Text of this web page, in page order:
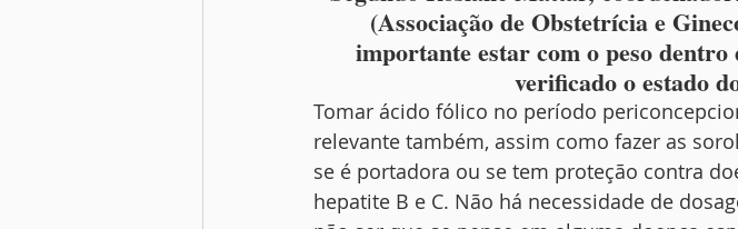
(Associação de Obstetrícia e
importante estar com o peso
verificado o estado
Tomar ácido fólico no período
relevante também, assim como fazer as
se é portadora ou se tem proteção contra
hepatite B e C. Não há necessidade de